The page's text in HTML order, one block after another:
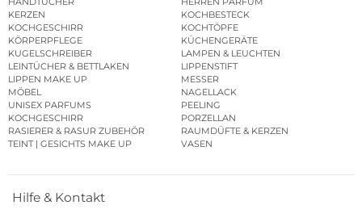
KERZEN
KOCHBESTECK
KOCHGESCHIRR
KOCHTÖPFE
KÖRPERPFLEGE
KÜCHENGERÄTE
KUGELSCHREIBER
LAMPEN & LEUCHTEN
LEINTÜCHER & BETTLAKEN
LIPPENSTIFT
LIPPEN MAKE UP
MESSER
MÖBEL
NAGELLACK
UNISEX PARFUMS
PEELING
KOCHGESCHIRR
PORZELLAN
RASIERER & RASUR ZUBEHÖR
RAUMDÜFTE & KERZEN
TEINT | GESICHTS MAKE UP
VASEN
Hilfe & Kontakt